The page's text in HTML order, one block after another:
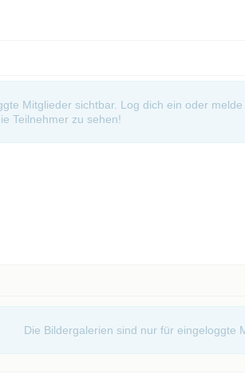
Mitglieder sichtbar. Log dich ein oder melde
Teilnehmer zu sehen!
Die Bildergalerien sind nur für eingeloggte